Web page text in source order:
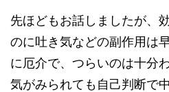
先ほどもお話しましたが、
のに吐き気などの副作用は
に厄介で、つらいのは十分
気がみられても自己判断で